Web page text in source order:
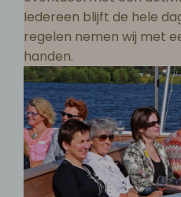
Iedereen blijft de hele
regelen nemen wij met
handen.